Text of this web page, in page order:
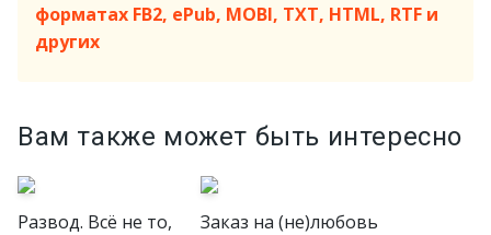
форматах FB2, ePub, MOBI, TXT, HTML, RTF и
других
Вам также может быть интересно
Развод. Всё не то,
Заказ на (не)любовь